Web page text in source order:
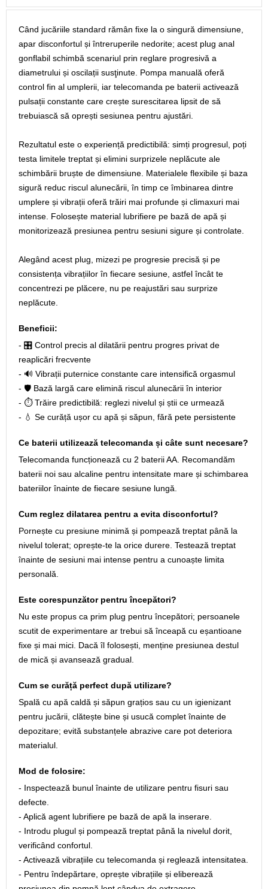
Când jucăriile standard rămân fixe la o singură dimensiune,
apar disconfortul și întreruperile nedorite; acest plug anal
gonflabil schimbă scenariul prin reglare progresivă a
diametrului și oscilații susţinute. Pompa manuală oferă
control fin al umplerii, iar telecomanda pe baterii activează
pulsații constante care crește surescitarea lipsit de să
trebuiască să oprești sesiunea pentru ajustări.
Rezultatul este o experiență predictibilă: simți progresul, poți
testa limitele treptat și elimini surprizele neplăcute ale
schimbării bruște de dimensiune. Materialele flexibile și baza
sigură reduc riscul alunecării, în timp ce îmbinarea dintre
umplere și vibrații oferă trăiri mai profunde și climaxuri mai
intense. Folosește material lubrifiere pe bază de apă și
monitorizează presiunea pentru sesiuni sigure și controlate.
Alegând acest plug, mizezi pe progresie precisă și pe
consistența vibrațiilor în fiecare sesiune, astfel încât te
concentrezi pe plăcere, nu pe reajustări sau surprize
neplăcute.
Beneficii:
- 🎛️ Control precis al dilatării pentru progres privat de
reaplicări frecvente
- 🔊 Vibrații puternice constante care intensifică orgasmul
- 🛡️ Bază largă care elimină riscul alunecării în interior
- ⏱️ Trăire predictibilă: reglezi nivelul și știi ce urmează
- 💧 Se curăță ușor cu apă și săpun, fără pete persistente
Ce baterii utilizează telecomanda și câte sunt necesare?
Telecomanda funcționează cu 2 baterii AA. Recomandăm
baterii noi sau alcaline pentru intensitate mare și schimbarea
bateriilor înainte de fiecare sesiune lungă.
Cum reglez dilatarea pentru a evita disconfortul?
Pornește cu presiune minimă și pompează treptat până la
nivelul tolerat; oprește-te la orice durere. Testează treptat
înainte de sesiuni mai intense pentru a cunoaște limita
personală.
Este corespunzător pentru începători?
Nu este propus ca prim plug pentru începători; persoanele
scutit de experimentare ar trebui să înceapă cu eșantioane
fixe și mai mici. Dacă îl folosești, menține presiunea destul
de mică și avansează gradual.
Cum se curăță perfect după utilizare?
Spală cu apă caldă și săpun grațios sau cu un igienizant
pentru jucării, clătește bine și usucă complet înainte de
depozitare; evită substanțele abrazive care pot deteriora
materialul.
Mod de folosire:
- Inspectează bunul înainte de utilizare pentru fisuri sau
defecte.
- Aplică agent lubrifiere pe bază de apă la inserare.
- Introdu plugul și pompează treptat până la nivelul dorit,
verificând confortul.
- Activează vibrațiile cu telecomanda și reglează intensitatea.
- Pentru îndepărtare, oprește vibrațiile și eliberează